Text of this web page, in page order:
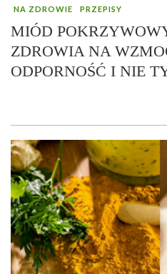
NA ZDROWIE PRZEPISY
MIÓD
ZDROWIA NA
ODPORNOŚĆ I NIE